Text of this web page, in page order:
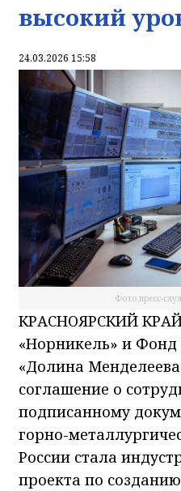
высокий
24.03.2026 15:58
Фото пресс-
КРАСНОЯРСКИЙ
«Норникель» и
«Долина
соглашение о
подписанному
горно-
России стала
проекта по